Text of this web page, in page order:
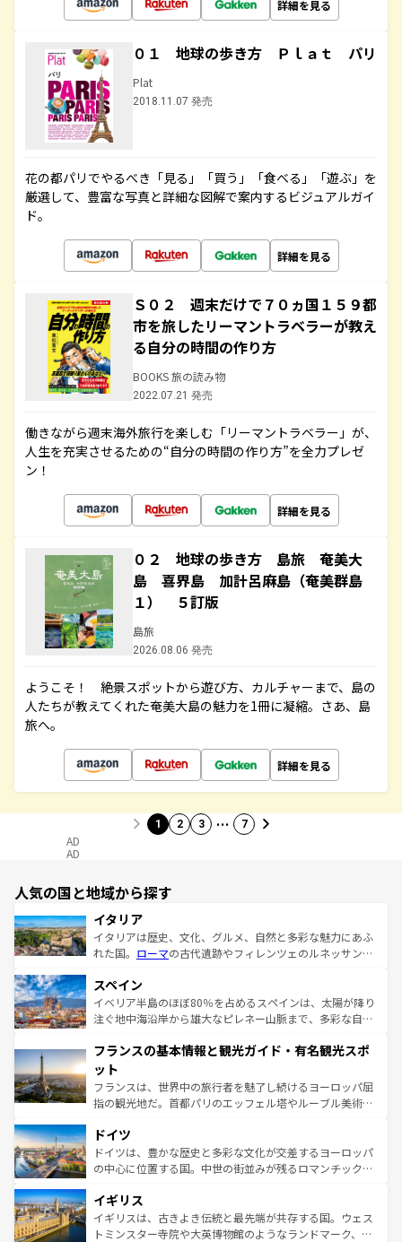
詳細を見る
０１ 地球の歩き方 Ｐｌａｔ パリ
Plat
2018.11.07 発売
花の都パリでやるべき「見る」「買う」「食べる」「遊ぶ」を
厳選して、豊富な写真と詳細な図解で案内するビジュアルガイ
ド。
詳細を見る
Ｓ０２ 週末だけで７０ヵ国１５９都
市を旅したリーマントラベラーが教え
る自分の時間の作り方
BOOKS 旅の読み物
2022.07.21 発売
働きながら週末海外旅行を楽しむ「リーマントラベラー」が、
人生を充実させるための“自分の時間の作り方”を全力プレゼ
ン！
詳細を見る
０２ 地球の歩き方 島旅 奄美大
島 喜界島 加計呂麻島（奄美群島
１） ５訂版
島旅
2026.08.06 発売
ようこそ！ 絶景スポットから遊び方、カルチャーまで、島の
人たちが教えてくれた奄美大島の魅力を1冊に凝縮。さあ、島
旅へ。
詳細を見る
1 2 3 … 7
AD
AD
人気の国と地域から探す
イタリア
イタリアは歴史、文化、グルメ、自然と多彩な魅力にあふ
れた国。 ローマの古代遺跡やフィレンツェのルネッサンス
ろん、トスカーナの美しい田園風景やアマルフィ海岸の絶
景など、自然景観も見逃せない。観光の合間には、本場の
ピザやパスタなど、絶品のイタリア料理を堪能することも
ませてくれるイタリアで、忘れられない旅をしてみよう！
なお、新着のイタリア情報は
しい。
スペイン
イベリア半島のほぼ80％を占めるスペインは、太陽が降り
注ぐ地中海沿岸から雄大なピレネー山脈まで、多彩な自然
文化が根付くこの国では、情熱的なフラメンコ、熱気あふ
れる闘牛、そして美味しいタパスが生活の一部となってい
る。首都マドリードの洗練された雰囲気や、バルセロナの
アートに溢れた街角から、地方では古代ローマ遺跡や中世
せる。地方によって風土や気候が異なるスペインはその個
性で訪れる人を魅了する。 なお、新着のスペイン情報は コ
ンテンツ一覧を参照してほしい。
フランスの基本情報と観光ガイド・有名観光スポ
ット
フランスは、世界中の旅行者を魅了し続けるヨーロッパ屈
指の観光地だ。首都パリのエッフェル塔やルーブル美術館
で、幅広い魅力が詰まっている。華麗な宮殿、歴史的な大
聖堂、美しいビーチ、そして豊かな自然が、訪れる者を心
から魅了する。また、フランスは美食の国としても知ら
いる。シャンパンの発祥地であるランス、プロヴァンスの
香り高いラベンダー畑など、多彩な楽しみ方が可能だ。さ
らに、パリ以外の地域にも魅力が溢れており、どの街角に
ドイツ
ドイツは、豊かな歴史と多彩な文化が交差するヨーロッパ
の中心に位置する国。中世の街並みが残るロマンチック街
顔を持つこの国は、どこを歩いても飽きることがない。ベ
ルリンの文化的活気、バイエルン州のアルプスの絶景、そ
してライン川沿いのワイン畑といった風景は必見。ビール
イギリス
イギリスは、古きよき伝統と最先端が共存する国。ウェス
トミンスター寺院や大英博物館のようなランドマーク、歴